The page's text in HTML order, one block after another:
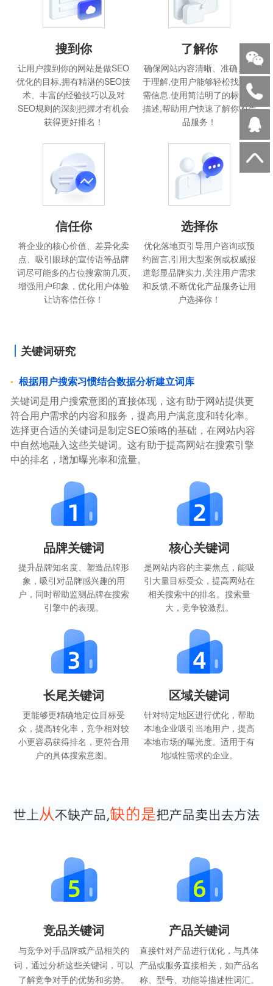
搜到你
让用户搜到你的网站是做SEO
优化的目标,拥有精湛的SEO技
术、丰富的经验技巧以及对
SEO规则的深刻把握才有机会
获得更好排名！
了解你
确保网站内容清晰、准确、易
于理解,使用户能够轻松找到所
需信息.使用简洁明了的标题和
描述,帮助用户快速了解你的产
品服务！
信任你
将企业的核心价值、差异化卖
点、吸引眼球的宣传语等品牌
词尽可能多的占位搜索前几页,
增强用户印象，优化用户体验
让访客信任你！
选择你
优化落地页引导用户咨询或预
约留言,引用大型案例或权威报
道彰显品牌实力,关注用户需求
和反馈,不断优化产品服务让用
户选择你！
关键词研究
根据用户搜索习惯结合数据分析建立词库
关键词是用户搜索意图的直接体现，这有助于网站提供更
符合用户需求的内容和服务，提高用户满意度和转化率。
选择更合适的关键词是制定SEO策略的基础，在网站内容
中自然地融入这些关键词。这有助于提高网站在搜索引擎
中的排名，增加曝光率和流量。
品牌关键词
提升品牌知名度、塑造品牌形
象，吸引对品牌感兴趣的用
户，同时帮助监测品牌在搜索
引擎中的表现。
核心关键词
是网站内容的主要焦点，能吸
引大量目标受众，提高网站在
相关搜索中的排名。搜索量
大，竞争较激烈。
长尾关键词
更能够更精确地定位目标受
众，提高转化率，竞争相对较
小更容易获得排名，更符合用
户的具体搜索意图。
区域关键词
针对特定地区进行优化，帮助
本地企业吸引当地用户，提高
本地市场的曝光度。适用于有
地域性需求的企业。
竞品关键词
与竞争对手品牌或产品相关的
词，通过分析这些关键词，可以
了解竞争对手的优势和劣势。
产品关键词
直接针对产品进行优化，与具体
产品或服务直接相关，如产品名
称、型号、功能等描述性词汇。